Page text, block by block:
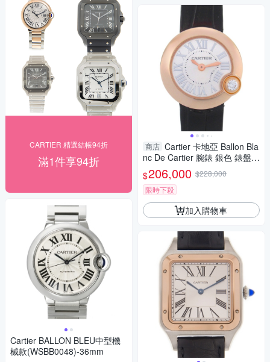
CARTIER 精選結帳94折
滿1件享94折
Cartier BALLON BLEU中型機
械款(WSBB0048)-36mm
商店 Cartier 卡地亞 Ballon Bla
nc De Cartier 腕錶 銀色 錶盤 1
8K玫瑰金 WGBL0002 【二手
名牌BRAND OFF】
$206,000 $228,000
限時下殺
加入購物車